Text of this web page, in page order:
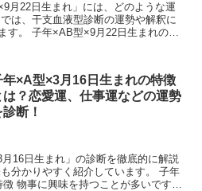
月22日生まれ」には、どのような運
は、干支血液型診断の運勢や解釈に
す。 子年×AB型×9月22日生まれの人
年×A型×3月16日生まれの特徴
は？恋愛運、仕事運などの運勢
診断！
16日生まれ」の診断を徹底的に解説
分かりやすく紹介しています。 子年
物事に興味を持つことが多いです。